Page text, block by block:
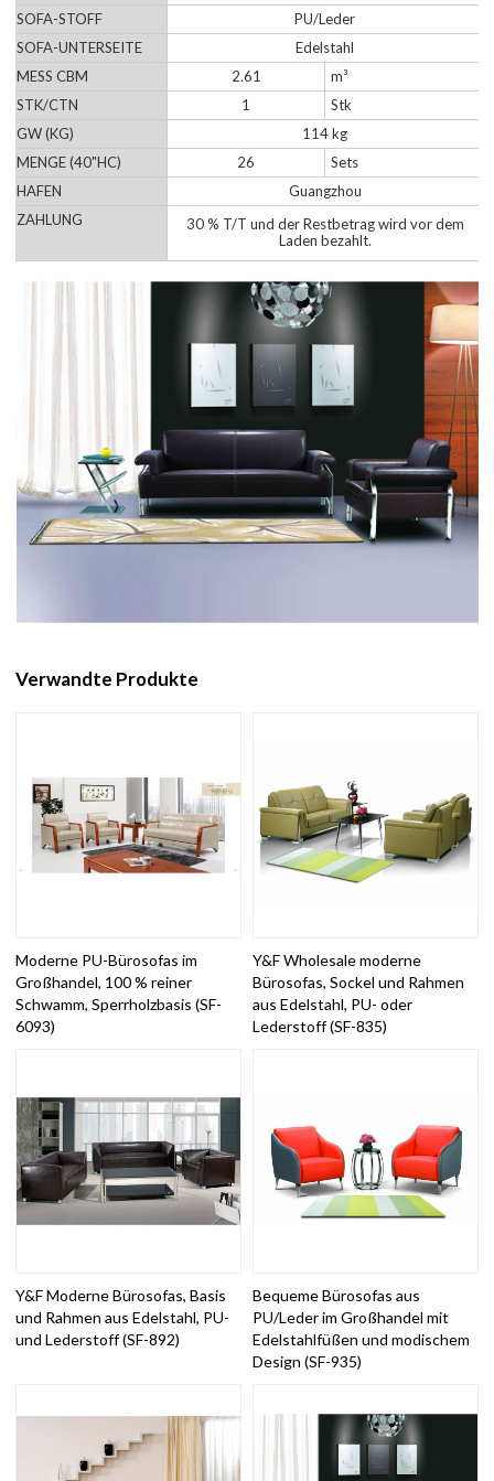
SOFA-STOFF
PU/Leder
SOFA-UNTERSEITE
Edelstahl
MESS CBM
2.61
m³
STK/CTN
1
Stk
GW (KG)
114 kg
MENGE (40"HC)
26
Sets
HAFEN
Guangzhou
ZAHLUNG
30 % T/T und der Restbetrag wird vor dem
Laden bezahlt.
Verwandte Produkte
Moderne PU-Bürosofas im
Großhandel, 100 % reiner
Schwamm, Sperrholzbasis (SF-
6093)
Y&F Wholesale moderne
Bürosofas, Sockel und Rahmen
aus Edelstahl, PU- oder
Lederstoff (SF-835)
Y&F Moderne Bürosofas, Basis
und Rahmen aus Edelstahl, PU-
und Lederstoff (SF-892)
Bequeme Bürosofas aus
PU/Leder im Großhandel mit
Edelstahlfüßen und modischem
Design (SF-935)